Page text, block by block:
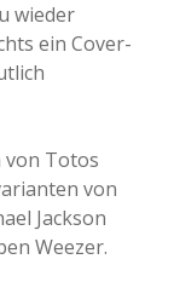
wieder
ein Cover-
von Totos
von
Jackson
Weezer.